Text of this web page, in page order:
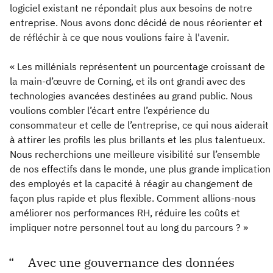
logiciel existant ne répondait plus aux besoins de notre
entreprise. Nous avons donc décidé de nous réorienter et
de réfléchir à ce que nous voulions faire à l'avenir.
« Les millénials représentent un pourcentage croissant de
la main-d’œuvre de Corning, et ils ont grandi avec des
technologies avancées destinées au grand public. Nous
voulions combler l’écart entre l’expérience du
consommateur et celle de l’entreprise, ce qui nous aiderait
à attirer les profils les plus brillants et les plus talentueux.
Nous recherchions une meilleure visibilité sur l’ensemble
de nos effectifs dans le monde, une plus grande implication
des employés et la capacité à réagir au changement de
façon plus rapide et plus flexible. Comment allions-nous
améliorer nos performances RH, réduire les coûts et
impliquer notre personnel tout au long du parcours ? »
Avec une gouvernance des données